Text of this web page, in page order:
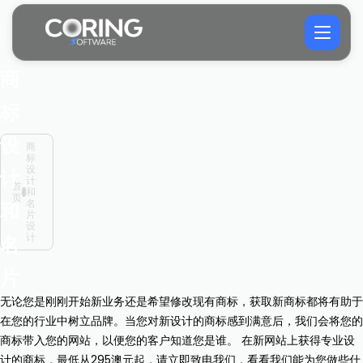
首
页
商
标
设
计
和
名
片
设
计
设
计
名
设
计
无论您是刚刚开始新业务还是希望修改现有商标，获取新商标都将有助于
在您的行业中树立品牌。当您对新设计的商标感到满意后，我们会将您的
商标带入您的网站，以便您的客户知道您是谁。 在新网站上获得专业设
计的商标，最低从295澳元起，请立即致电我们，看看我们能为您做些什